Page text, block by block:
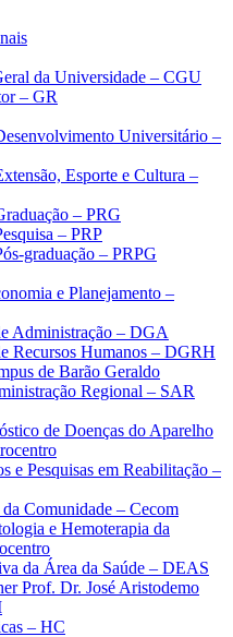
da Universidade – CGU
– GR
Universitário –
Esporte e Cultura –
– PRG
– PRP
graduação – PRPG
e Planejamento –
Administração – DGA
Recursos Humanos – DGRH
de Barão Geraldo
Regional – SAR
de Doenças do Aparelho
e Pesquisas em Reabilitação –
Comunidade – Cecom
e Hemoterapia da
da Área da Saúde – DEAS
Prof. Dr. José Aristodemo
– HC